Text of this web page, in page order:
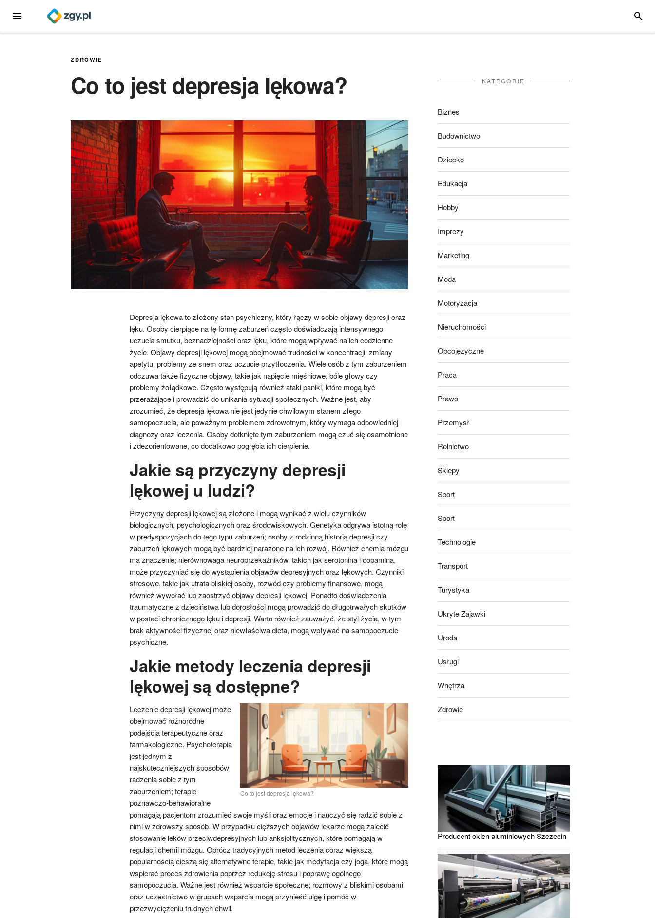
MENU
ZDROWIE
Co to jest depresja lękowa?
Depresja lękowa to złożony stan psychiczny, który łączy w sobie objawy depresji oraz
lęku. Osoby cierpiące na tę formę zaburzeń często doświadczają intensywnego
uczucia smutku, beznadziejności oraz lęku, które mogą wpływać na ich codzienne
życie. Objawy depresji lękowej mogą obejmować trudności w koncentracji, zmiany
apetytu, problemy ze snem oraz uczucie przytłoczenia. Wiele osób z tym zaburzeniem
odczuwa także fizyczne objawy, takie jak napięcie mięśniowe, bóle głowy czy
problemy żołądkowe. Często występują również ataki paniki, które mogą być
przerażające i prowadzić do unikania sytuacji społecznych. Ważne jest, aby
zrozumieć, że depresja lękowa nie jest jedynie chwilowym stanem złego
samopoczucia, ale poważnym problemem zdrowotnym, który wymaga odpowiedniej
diagnozy oraz leczenia. Osoby dotknięte tym zaburzeniem mogą czuć się osamotnione
i zdezorientowane, co dodatkowo pogłębia ich cierpienie.
Jakie są przyczyny depresji
lękowej u ludzi?
Przyczyny depresji lękowej są złożone i mogą wynikać z wielu czynników
biologicznych, psychologicznych oraz środowiskowych. Genetyka odgrywa istotną rolę
w predyspozycjach do tego typu zaburzeń; osoby z rodzinną historią depresji czy
zaburzeń lękowych mogą być bardziej narażone na ich rozwój. Również chemia mózgu
ma znaczenie; nierównowaga neuroprzekaźników, takich jak serotonina i dopamina,
może przyczyniać się do wystąpienia objawów depresyjnych oraz lękowych. Czynniki
stresowe, takie jak utrata bliskiej osoby, rozwód czy problemy finansowe, mogą
również wywołać lub zaostrzyć objawy depresji lękowej. Ponadto doświadczenia
traumatyczne z dzieciństwa lub dorosłości mogą prowadzić do długotrwałych skutków
w postaci chronicznego lęku i depresji. Warto również zauważyć, że styl życia, w tym
brak aktywności fizycznej oraz niewłaściwa dieta, mogą wpływać na samopoczucie
psychiczne.
Jakie metody leczenia depresji
lękowej są dostępne?
Co to jest depresja lękowa?
Leczenie depresji lękowej może
obejmować różnorodne
podejścia terapeutyczne oraz
farmakologiczne. Psychoterapia
jest jednym z
najskuteczniejszych sposobów
radzenia sobie z tym
zaburzeniem; terapie
poznawczo-behawioralne
pomagają pacjentom zrozumieć swoje myśli oraz emocje i nauczyć się radzić sobie z
nimi w zdrowszy sposób. W przypadku cięższych objawów lekarze mogą zalecić
stosowanie leków przeciwdepresyjnych lub anksjolitycznych, które pomagają w
regulacji chemii mózgu. Oprócz tradycyjnych metod leczenia coraz większą
popularnością cieszą się alternatywne terapie, takie jak medytacja czy joga, które mogą
wspierać proces zdrowienia poprzez redukcję stresu i poprawę ogólnego
samopoczucia. Ważne jest również wsparcie społeczne; rozmowy z bliskimi osobami
oraz uczestnictwo w grupach wsparcia mogą przynieść ulgę i pomóc w
przezwyciężeniu trudnych chwil.
KATEGORIE
Biznes
Budownictwo
Dziecko
Edukacja
Hobby
Imprezy
Marketing
Moda
Motoryzacja
Nieruchomości
Obcojęzyczne
Praca
Prawo
Przemysł
Rolnictwo
Sklepy
Sport
Sport
Technologie
Transport
Turystyka
Ukryte Zajawki
Uroda
Usługi
Wnętrza
Zdrowie
Producent okien aluminiowych Szczecin